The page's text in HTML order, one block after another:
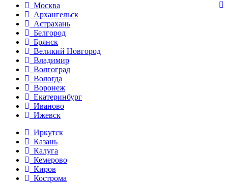
Москва
Архангельск
Астрахань
Белгород
Брянск
Великий Новгород
Владимир
Волгоград
Вологда
Воронеж
Екатеринбург
Иваново
Ижевск
Иркутск
Казань
Калуга
Кемерово
Киров
Кострома